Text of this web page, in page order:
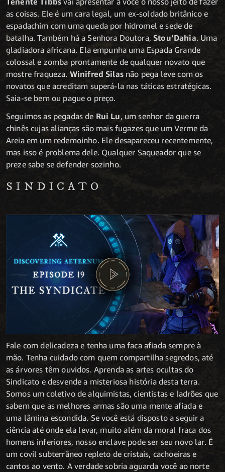
as coisas. Ele é um cara legal, um ex-soldado britânico e
espadachim com uma queda por hidromel e sede de
batalha. Também há a Senhora Doutora,Stou’Dahia. Uma
gladiadora africana. Ela empunha uma Espada Grande
colossal e zomba prontamente de qualquer novato que
mostre fraqueza. Winifred Silasnão pega leve com os
novatos que acreditam superá-la nas táticas estratégicas.
Saia-se bem ou pague o preço.
Seguimos as pegadas de Rui Lu, um senhor da guerra
chinês cujas alianças são mais fugazes que um Verme da
Areia em um redemoinho. Ele desapareceu recentemente,
mas isso é problema dele. Qualquer Saqueador que se
preze sabe se defender sozinho.
SINDICATO
Fale com delicadeza e tenha uma faca afiada sempre à
mão. Tenha cuidado com quem compartilha segredos, até
as árvores têm ouvidos. Aprenda as artes ocultas do
Sindicato e desvende a misteriosa história desta terra.
Somos um coletivo de alquimistas, cientistas e ladrões que
sabem que as melhores armas são uma mente afiada e
uma lâmina escondida. Se você está disposto a seguir a
ciência até onde ela levar, muito além da moral fraca dos
homens inferiores, nosso enclave pode ser seu novo lar. É
um covil subterrâneo repleto de cristais, cachoeiras e
cantos ao vento. A verdade sobria aguarda você ao norte